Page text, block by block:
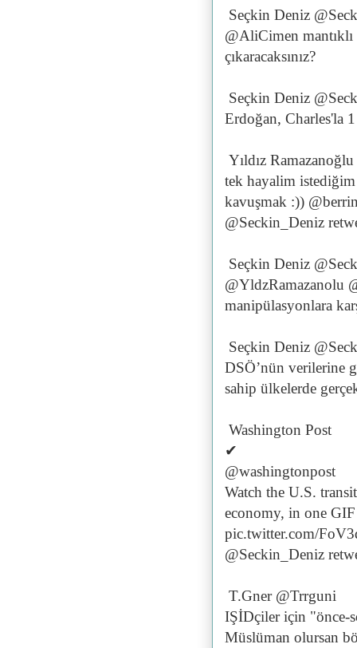
Seçkin Deniz
@AliCimen
çıkaracaksınız?
Seçkin Deniz
Erdoğan, Charles'la
Yıldız
tek hayalim istediğim
kavuşmak :))
@Seckin_Deniz
Seçkin Deniz
@YldzRamazanolu
manipülasyonlara
Seçkin Deniz
DSÖ’nün verilerine
sahip ülkelerde
Washington Post
✔
@washingtonpost
Watch the U.S.
economy, in one
pic.twitter.com/
@Seckin_Deniz
T.Gner @Trrguni
IŞİDçiler için "önce-
Müslüman olursan